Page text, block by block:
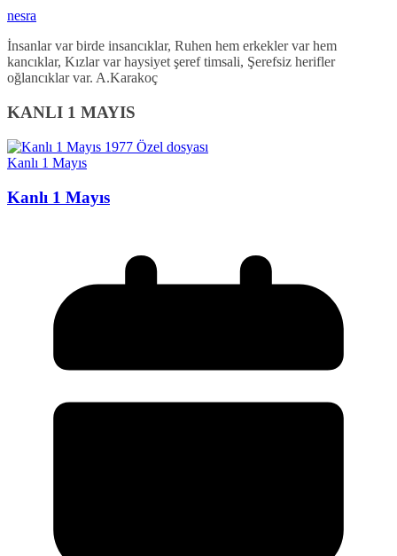
nesra
İnsanlar var birde insancıklar, Ruhen hem erkekler var hem
kancıklar, Kızlar var haysiyet şeref timsali, Şerefsiz herifler
oğlancıklar var. A.Karakoç
KANLI 1 MAYIS
Kanlı 1 Mayıs
Kanlı 1 Mayıs